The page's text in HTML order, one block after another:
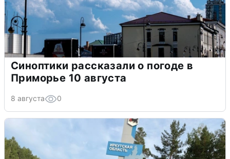
Синоптики рассказали о погоде в
Приморье 10 августа
8 августа 0